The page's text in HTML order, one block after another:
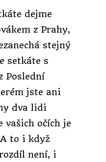
dejme
z Prahy,
stejný
setkáte s
Poslední
jste ani
dva lidi
vašich očích je
to i když
není, i